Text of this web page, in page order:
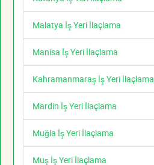
Malatya İş Yeri İlaçlama
Manisa İş Yeri İlaçlama
Kahramanmaraş İş Yeri İlaçlama
Mardin İş Yeri İlaçlama
Muğla İş Yeri İlaçlama
Muş İş Yeri İlaçlama